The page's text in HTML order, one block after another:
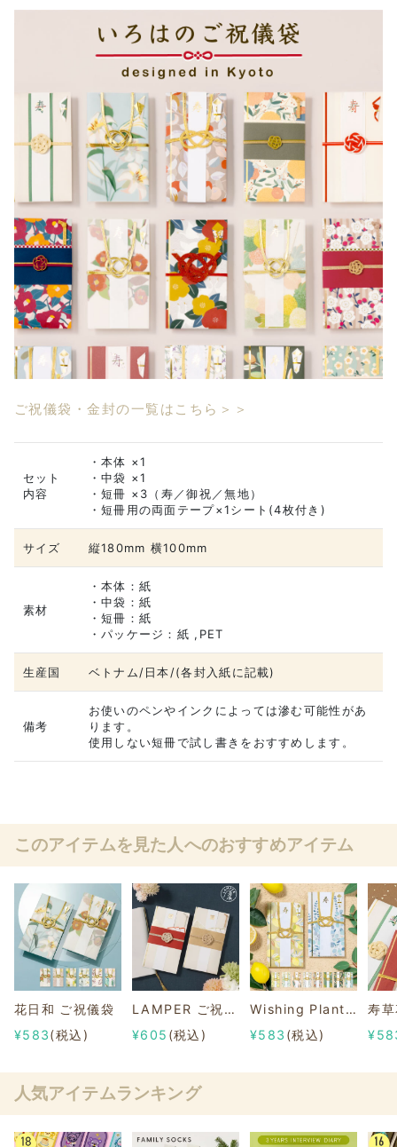
ご祝儀袋・金封の一覧はこちら＞＞
セット
内容
・本体 ×1
・中袋 ×1
・短冊 ×3（寿／御祝／無地）
・短冊用の両面テープ×1シート(4枚付き)
サイズ 縦180mm 横100mm
素材
・本体：紙
・中袋：紙
・短冊：紙
・パッケージ：紙 ,PET
生産国 ベトナム/日本/(各封入紙に記載)
備考
お使いのペンやインクによっては滲む可能性があ
ります。
使用しない短冊で試し書きをおすすめします。
このアイテムを見た人へのおすすめアイテム
花日和 ご祝儀袋
¥583(税込)
LAMPER ご祝儀袋 AKANE&NISHIKI
¥605 (税込)
Wishing Plants 植物モチーフのご祝儀袋
¥583 (税込)
寿
人気アイテムランキング